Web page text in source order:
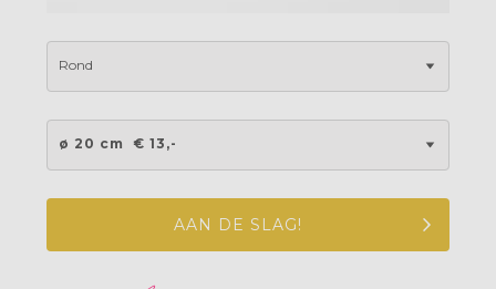
Rond
ø 20 cm € 13,-
AAN DE SLAG!